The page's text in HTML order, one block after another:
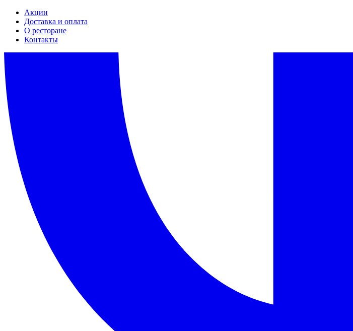
Акции
Доставка и оплата
О ресторане
Контакты